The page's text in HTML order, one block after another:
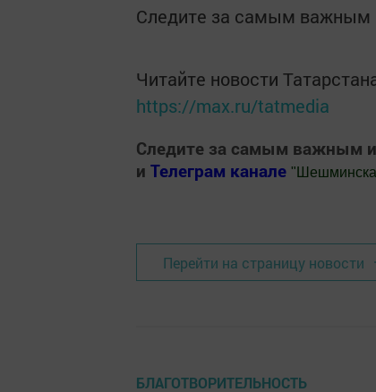
Следите за самым важным
Читайте новости
https://max.ru/tatmedia
Следите за самым важным
и Телеграм канале "
Перейти на страницу новости
БЛАГОТВОРИТЕЛЬНОСТЬ